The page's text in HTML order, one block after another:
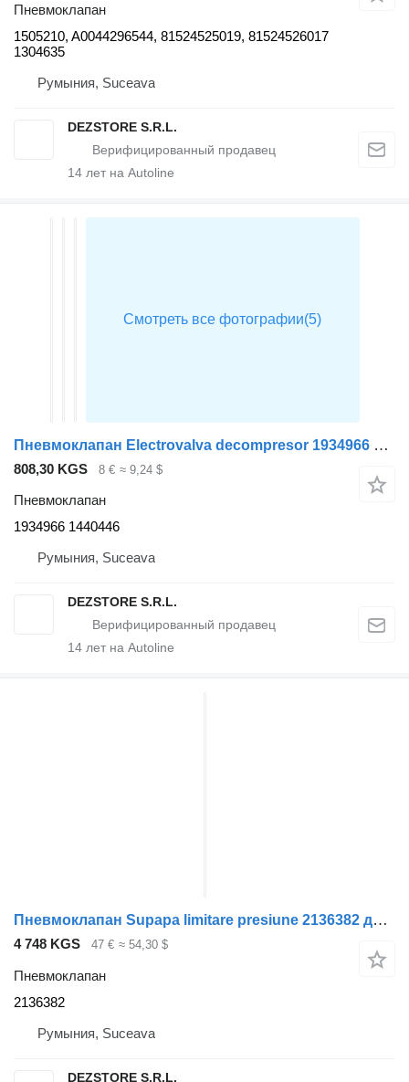
Пневмоклапан
1505210, A0044296544, 81524525019, 81524526017
1304635
Румыния, Suceava
DEZSTORE S.R.L.
14 лет на Autoline
Пневмоклапан Electrovalva decompresor 1934966 для тягача DAF XF105
808,30 KGS 8 € ≈ 9,24 $
Пневмоклапан
1934966 1440446
Румыния, Suceava
DEZSTORE S.R.L.
14 лет на Autoline
Пневмоклапан Supapa limitare presiune 2136382 для тягача DAF XF
4 748 KGS 47 € ≈ 54,30 $
Пневмоклапан
2136382
Румыния, Suceava
DEZSTORE S.R.L.